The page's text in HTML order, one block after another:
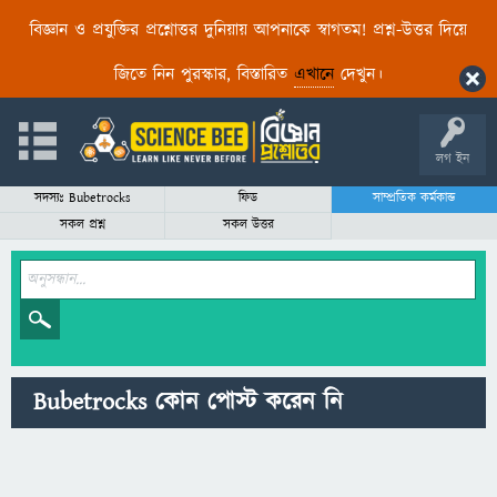
বিজ্ঞান ও প্রযুক্তির প্রশ্নোত্তর দুনিয়ায় আপনাকে স্বাগতম! প্রশ্ন-উত্তর দিয়ে
জিতে নিন পুরস্কার, বিস্তারিত এখানেদেখুন।
লগ ইন
সদস্যঃ Bubetrocks ফিড
সাম্প্রতিক কর্মকান্ড
সকল প্রশ্ন
সকল উত্তর
Bubetrocks কোন পোস্ট করেন নি